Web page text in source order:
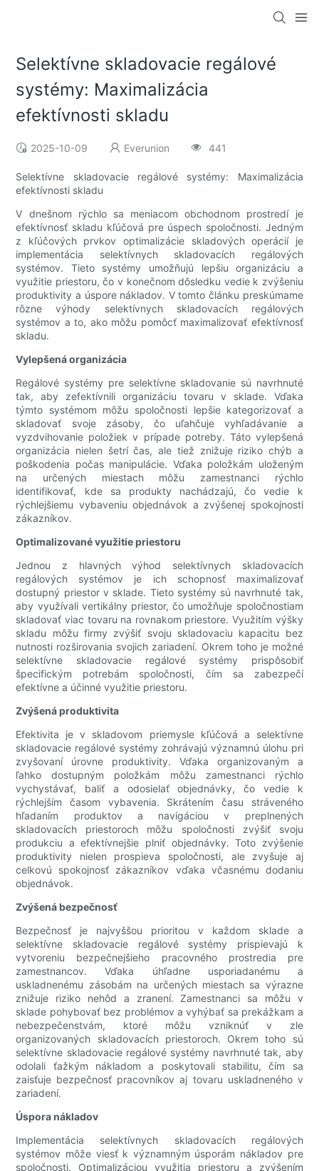
Selektívne skladovacie regálové
systémy: Maximalizácia
efektívnosti skladu
2025-10-09 Everunion 441
Selektívne skladovacie regálové systémy: Maximalizácia
efektívnosti skladu
V dnešnom rýchlo sa meniacom obchodnom prostredí je
efektívnosť skladu kľúčová pre úspech spoločnosti. Jedným
z kľúčových prvkov optimalizácie skladových operácií je
implementácia selektívnych skladovacích regálových
systémov. Tieto systémy umožňujú lepšiu organizáciu a
využitie priestoru, čo v konečnom dôsledku vedie k zvýšeniu
produktivity a úspore nákladov. V tomto článku preskúmame
rôzne výhody selektívnych skladovacích regálových
systémov a to, ako môžu pomôcť maximalizovať efektívnosť
skladu.
Vylepšená organizácia
Regálové systémy pre selektívne skladovanie sú navrhnuté
tak, aby zefektívnili organizáciu tovaru v sklade. Vďaka
týmto systémom môžu spoločnosti lepšie kategorizovať a
skladovať svoje zásoby, čo uľahčuje vyhľadávanie a
vyzdvihovanie položiek v prípade potreby. Táto vylepšená
organizácia nielen šetrí čas, ale tiež znižuje riziko chýb a
poškodenia počas manipulácie. Vďaka položkám uloženým
na určených miestach môžu zamestnanci rýchlo
identifikovať, kde sa produkty nachádzajú, čo vedie k
rýchlejšiemu vybaveniu objednávok a zvýšenej spokojnosti
zákazníkov.
Optimalizované využitie priestoru
Jednou z hlavných výhod selektívnych skladovacích
regálových systémov je ich schopnosť maximalizovať
dostupný priestor v sklade. Tieto systémy sú navrhnuté tak,
aby využívali vertikálny priestor, čo umožňuje spoločnostiam
skladovať viac tovaru na rovnakom priestore. Využitím výšky
skladu môžu firmy zvýšiť svoju skladovaciu kapacitu bez
nutnosti rozširovania svojich zariadení. Okrem toho je možné
selektívne skladovacie regálové systémy prispôsobiť
špecifickým potrebám spoločnosti, čím sa zabezpečí
efektívne a účinné využitie priestoru.
Zvýšená produktivita
Efektivita je v skladovom priemysle kľúčová a selektívne
skladovacie regálové systémy zohrávajú významnú úlohu pri
zvyšovaní úrovne produktivity. Vďaka organizovaným a
ľahko dostupným položkám môžu zamestnanci rýchlo
vychystávať, baliť a odosielať objednávky, čo vedie k
rýchlejším časom vybavenia. Skrátením času stráveného
hľadaním produktov a navigáciou v preplnených
skladovacích priestoroch môžu spoločnosti zvýšiť svoju
produkciu a efektívnejšie plniť objednávky. Toto zvýšenie
produktivity nielen prospieva spoločnosti, ale zvyšuje aj
celkovú spokojnosť zákazníkov vďaka včasnému dodaniu
objednávok.
Zvýšená bezpečnosť
Bezpečnosť je najvyššou prioritou v každom sklade a
selektívne skladovacie regálové systémy prispievajú k
vytvoreniu bezpečnejšieho pracovného prostredia pre
zamestnancov. Vďaka úhľadne usporiadanému a
uskladnenému zásobám na určených miestach sa výrazne
znižuje riziko nehôd a zranení. Zamestnanci sa môžu v
sklade pohybovať bez problémov a vyhýbať sa prekážkam a
nebezpečenstvám, ktoré môžu vzniknúť v zle
organizovaných skladovacích priestoroch. Okrem toho sú
selektívne skladovacie regálové systémy navrhnuté tak, aby
odolali ťažkým nákladom a poskytovali stabilitu, čím sa
zaisťuje bezpečnosť pracovníkov aj tovaru uskladneného v
zariadení.
Úspora nákladov
Implementácia selektívnych skladovacích regálových
systémov môže viesť k významným úsporám nákladov pre
spoločnosti. Optimalizáciou využitia priestoru a zvýšením